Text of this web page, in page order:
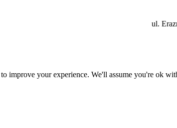
ul.
improve your experience. We'll assume you're ok